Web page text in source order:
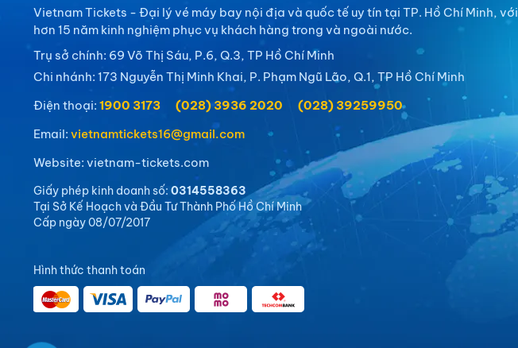
Vietnam Tickets - Đại lý vé máy bay nội địa và quốc tế uy tín tại TP. Hồ Chí Minh, với
hơn 15 năm kinh nghiệm phục vụ khách hàng trong và ngoài nước.
Trụ sở chính: 69 Võ Thị Sáu, P.6, Q.3, TP Hồ Chí Minh
Chi nhánh: 173 Nguyễn Thị Minh Khai, P. Phạm Ngũ Lão, Q.1, TP Hồ Chí Minh
Điện thoại: 1900 3173 (028) 3936 2020
(028) 39259950
Email: vietnamtickets16@gmail.com
Website: vietnam-tickets.com
Giấy phép kinh doanh số: 0314558363
Tại Sở Kế Hoạch và Đầu Tư Thành Phố Hồ Chí Minh
Cấp ngày 08/07/2017
Hình thức thanh toán